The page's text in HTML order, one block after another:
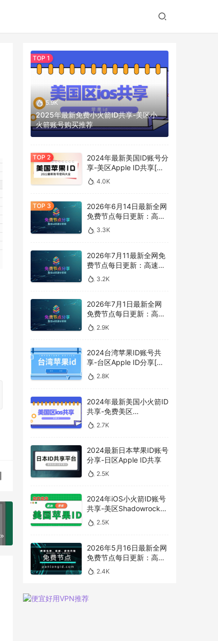
5.9K
2025年最新免费小火箭ID共享-美区小
火箭账号购买推荐
2024年最新美国ID账号分
享-美区Apple ID共享[免
费更新]
4.0K
2026年6月14日最新全网
免费节点每日更新：高速
SS/V2Ray/Clash 订阅分
享，vpn机场推荐，
an/vmess免费节点
3.3K
2026年7月11最新全网免
费节点每日更新：高速
SS/V2Ray/Clash 订阅分
享，vpn机场推荐，
an/vmess免费节点
3.2K
2026年7月1日最新全网
免费节点每日更新：高速
SS/V2Ray/Clash 订阅分
享，vpn机场推荐，
an/vmess免费节点
2.9K
2024台湾苹果ID账号共
享-台区Apple ID分享[最
新免费]
2.8K
2024年最新美国小火箭ID
共享-免费美区
shadowerocket账号分享
2.7K
2024最新日本苹果ID账号
分享-日区Apple ID共享
2.5K
2024年iOS小火箭ID账号
共享-美区Shadowrocket
账号免费分享
2.5K
2026年5月16日最新全网
免费节点每日更新：高速
SS/V2Ray/Clash 订阅分
享，
ess节点
2.4K